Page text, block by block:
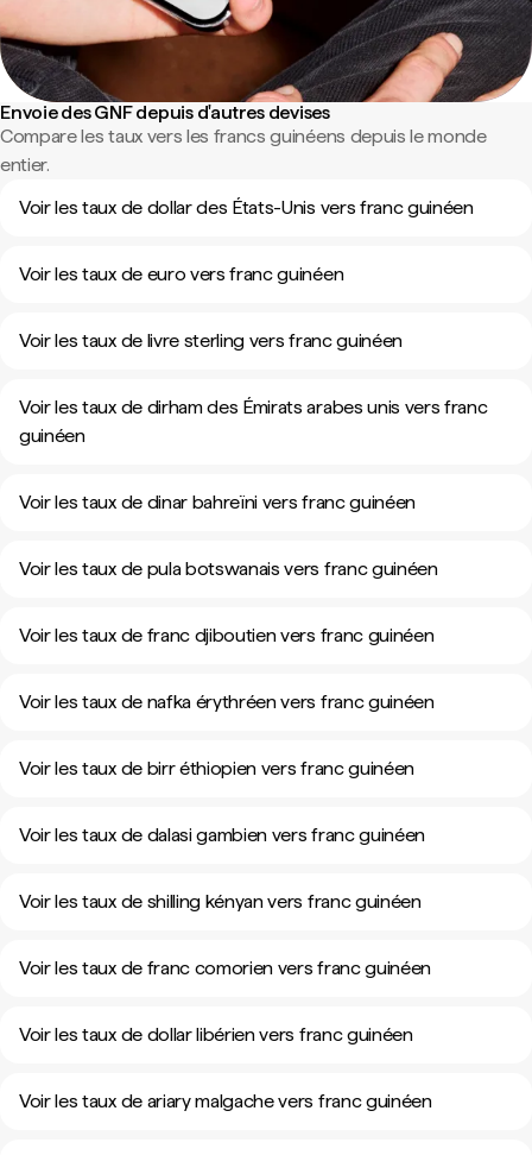
Envoie des GNF depuis d'autres devises
Compare les taux vers les francs guinéens depuis le monde
entier.
Voir les taux de dollar des États-Unis vers franc guinéen
Voir les taux de euro vers franc guinéen
Voir les taux de livre sterling vers franc guinéen
Voir les taux de dirham des Émirats arabes unis vers franc
guinéen
Voir les taux de dinar bahreïni vers franc guinéen
Voir les taux de pula botswanais vers franc guinéen
Voir les taux de franc djiboutien vers franc guinéen
Voir les taux de nafka érythréen vers franc guinéen
Voir les taux de birr éthiopien vers franc guinéen
Voir les taux de dalasi gambien vers franc guinéen
Voir les taux de shilling kényan vers franc guinéen
Voir les taux de franc comorien vers franc guinéen
Voir les taux de dollar libérien vers franc guinéen
Voir les taux de ariary malgache vers franc guinéen